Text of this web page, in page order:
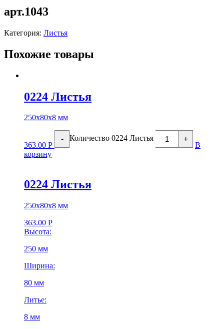
арт.1043
Категория: Листья
Похожие товары
0224 Листья
250х80х8 мм
363.00 Р
- Количество 0224 Листья +
В
корзину
0224 Листья
250х80х8 мм
363.00 Р
Высота:
250 мм
Ширина:
80 мм
Литье:
8 мм